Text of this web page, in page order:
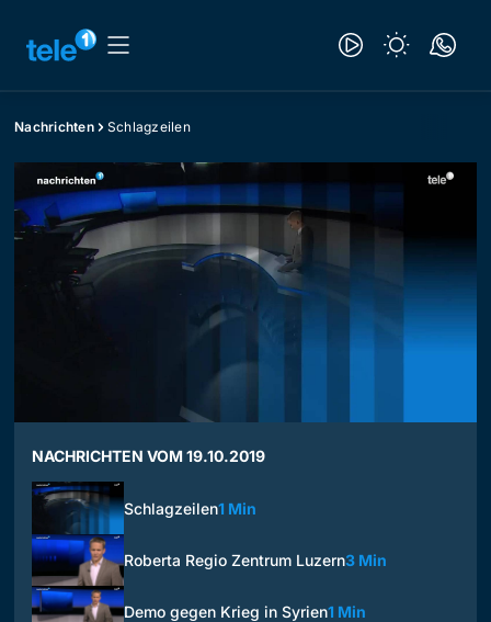
Nachrichten Schlagzeilen
NACHRICHTEN VOM 19.10.2019
Schlagzeilen1 Min
Roberta Regio Zentrum Luzern3 Min
Demo gegen Krieg in Syrien1 Min